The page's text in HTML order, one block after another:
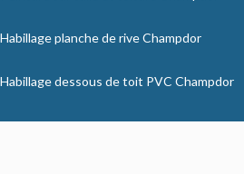
Habillage planche de rive Champdor
Habillage dessous de toit PVC Champdor